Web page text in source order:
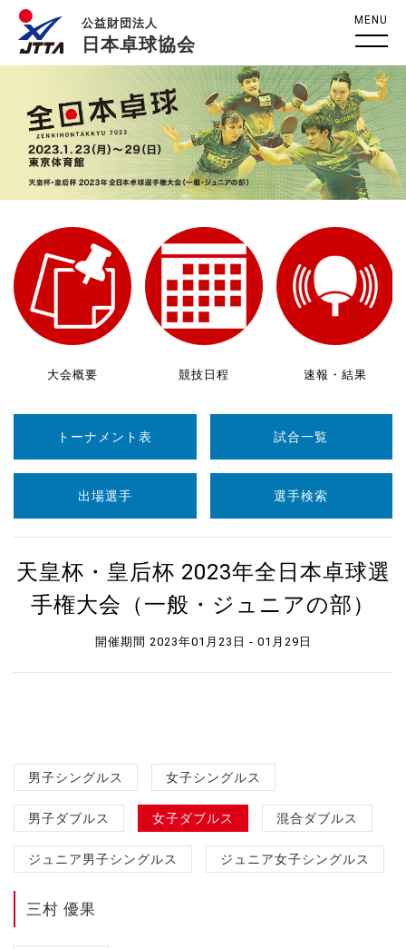
公益財団法人
日本卓球協会
MENU
大会概要 競技日程 速報・結果
トーナメント表 試合一覧
出場選手 選手検索
天皇杯・皇后杯 2023年全日本卓球選
手権大会（一般・ジュニアの部）
開催期間 2023年01月23日 - 01月29日
男子シングルス 女子シングルス
男子ダブルス 女子ダブルス 混合ダブルス
ジュニア男子シングルス ジュニア女子シングルス
三村 優果